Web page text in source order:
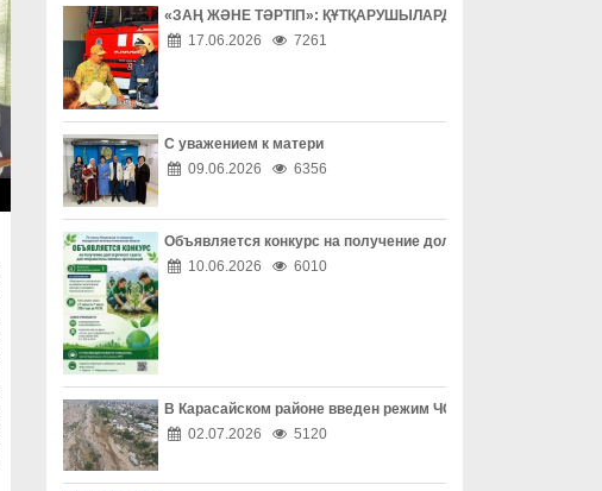
07.08 Алкоголь и дорога несовместимы
07.08 Почему профилактика алкоголизма касается каждого
07.08 Не молчите о насилии
07.08 Каждый ребенок заслуживает счастливое детство
07.08 Безопасность начинается с семьи
07.08 Счастливое детство начинается дома
07.08 Помочь вовремя
07.08 Предупредить легче, чем вернуть
07.08 Проверка перед сделкой обязательна
«ЗАҢ ЖӘНЕ ТӘРТІП»: ҚҰТҚАРУШЫЛАРДЫҢ ЕҢБЕГІМЕН
17.06.2026
7261
С уважением к матери
09.06.2026
6356
Объявляется конкурс на получение долгосрочного гранта
10.06.2026
6010
В Карасайском районе введен режим ЧС местного масштаба
02.07.2026
5120